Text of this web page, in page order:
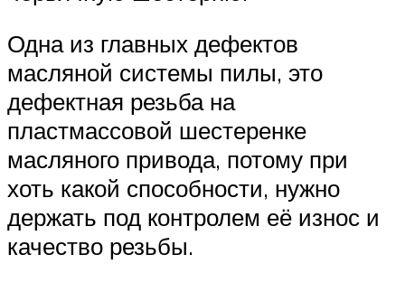
Одна из главных дефектов
масляной системы пилы, это
дефектная резьба на
пластмассовой шестеренке
масляного привода, потому при
хоть какой способности, нужно
держать под контролем её износ и
качество резьбы.